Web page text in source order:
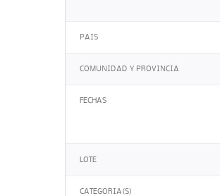
PAIS
COMUNIDAD Y PROVINCIA
FECHAS
LOTE
CATEGORIA(S)